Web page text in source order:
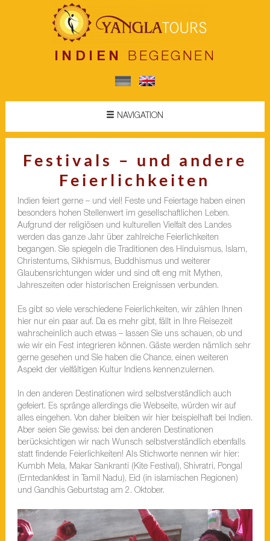
INDIEN BEGEGNEN
NAVIGATION
Festivals – und andere
Feierlichkeiten
Indien feiert gerne – und viel! Feste und Feiertage haben einen
besonders hohen Stellenwert im gesellschaftlichen Leben.
Aufgrund der religiösen und kulturellen Vielfalt des Landes
werden das ganze Jahr über zahlreiche Feierlichkeiten
begangen. Sie spiegeln die Traditionen des Hinduismus, Islam,
Christentums, Sikhismus, Buddhismus und weiterer
Glaubensrichtungen wider und sind oft eng mit Mythen,
Jahreszeiten oder historischen Ereignissen verbunden.
Es gibt so viele verschiedene Feierlichkeiten, wir zählen Ihnen
hier nur ein paar auf. Da es mehr gibt, fällt in Ihre Reisezeit
wahrscheinlich auch etwas – lassen Sie uns schauen, ob und
wie wir ein Fest integrieren können. Gäste werden nämlich sehr
gerne gesehen und Sie haben die Chance, einen weiteren
Aspekt der vielfältigen Kultur Indiens kennenzulernen.
In den anderen Destinationen wird selbstverständlich auch
gefeiert. Es spränge allerdings die Webseite, würden wir auf
alles eingehen. Von daher bleiben wir hier beispielhaft bei Indien.
Aber seien Sie gewiss: bei den anderen Destinationen
berücksichtigen wir nach Wunsch selbstverständlich ebenfalls
statt findende Feierlichkeiten! Als Stichworte nennen wir hier:
Kumbh Mela, Makar Sankranti (Kite Festival), Shivratri, Pongal
(Erntedankfest in Tamil Nadu), Eid (in islamischen Regionen)
und Gandhis Geburtstag am 2. Oktober.